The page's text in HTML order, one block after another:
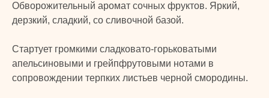
Обворожительный аромат сочных фруктов. Яркий,
дерзкий, сладкий, со сливочной базой.
Стартует громкими сладковато-горьковатыми
апельсиновыми и грейпфрутовыми нотами в
сопровождении терпких листьев черной смородины.